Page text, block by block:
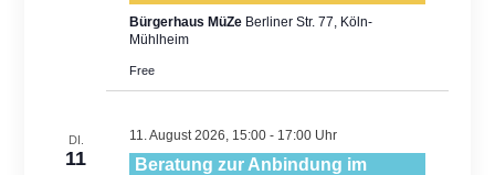
Bürgerhaus MüZe Berliner Str. 77, Köln-
Mühlheim
Free
DI.
11
11. August 2026, 15:00- 17:00
Beratung zur Anbindung im